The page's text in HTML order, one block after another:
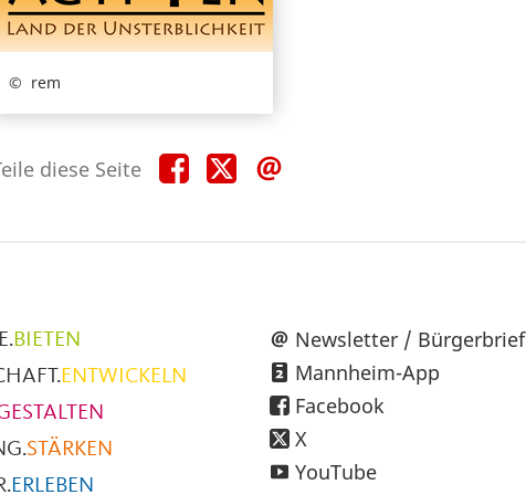
rem
diese Seite Teile
diese
Teile
diese
BIETEN
ENTWICKELN
STÄRKEN
ERLEBEN
Newsletter / Bürgerbrief
Mannheim-App
Facebook
X
YouTube